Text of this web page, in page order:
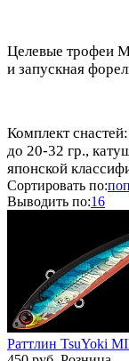
Целевые трофеи
и запускная
Комплект
до 20-32 гр.,
японской
Сортировать по:
Выводить по:16
Раттлин TsuYoki